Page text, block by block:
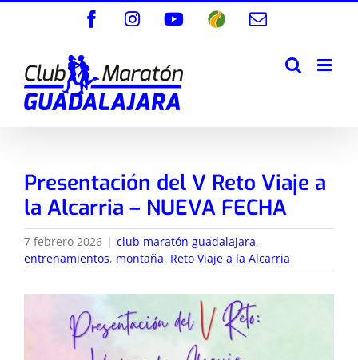
FacebookInstagramYouTube
WikilocCorreo
Presentación del V Reto Viaje a
la Alcarria – NUEVA FECHA
7 febrero 2026 | club maratón guadalajara,
entrenamientos, montaña, Reto Viaje a la Alcarria